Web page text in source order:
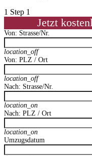
1 Step 1
Jetzt
Von: Strasse/Nr.
location_off
Von: PLZ / Ort
location_off
Nach: Strasse/Nr.
location_on
Nach: PLZ / Ort
location_on
Umzugsdatum